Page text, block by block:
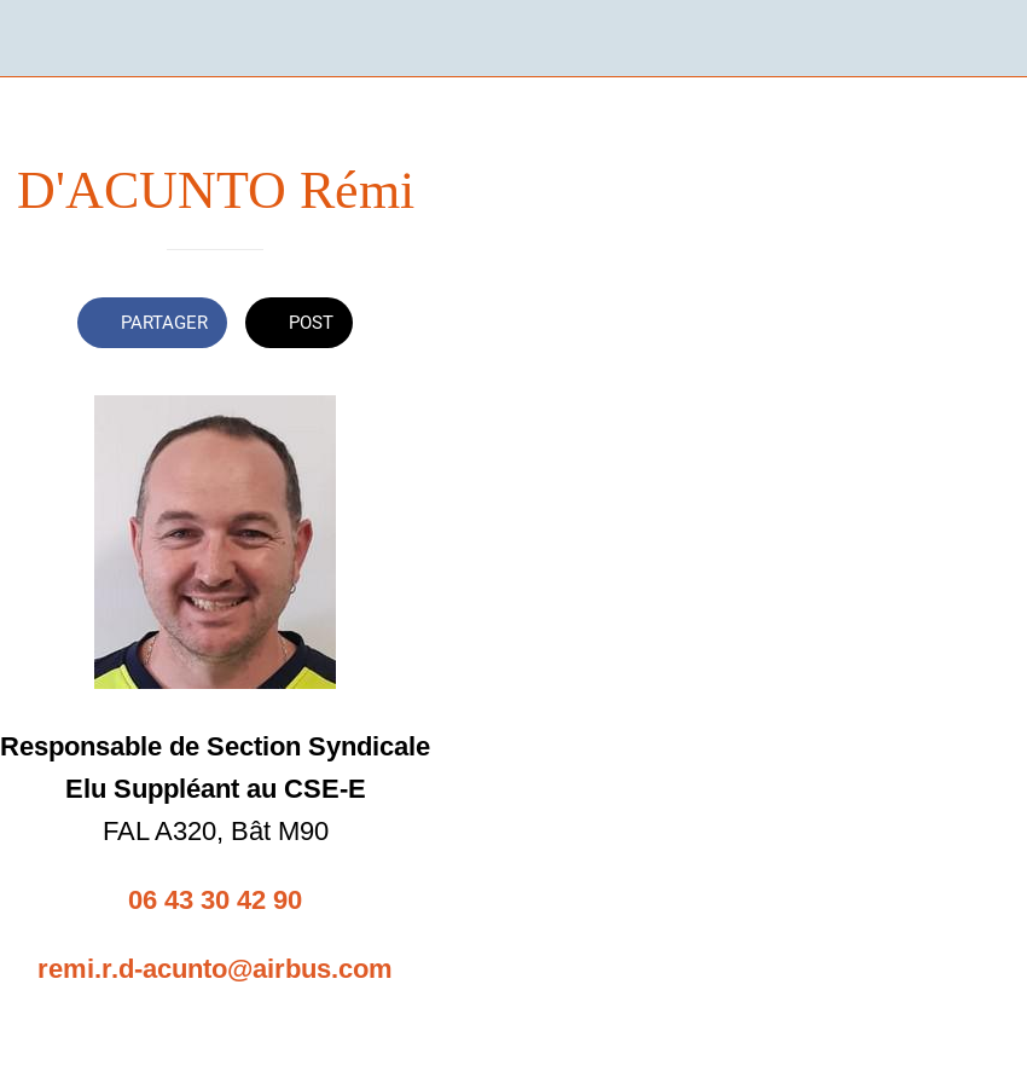
D'ACUNTO Rémi
PARTAGER POST
Responsable de Section Syndicale
Elu Suppléant au CSE-E
FAL A320, Bât M90
06 43 30 42 90
remi.r.d-acunto@airbus.com